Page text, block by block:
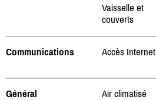
Vaisselle et
couverts
Communications Accès Internet
Général
Air climatisé